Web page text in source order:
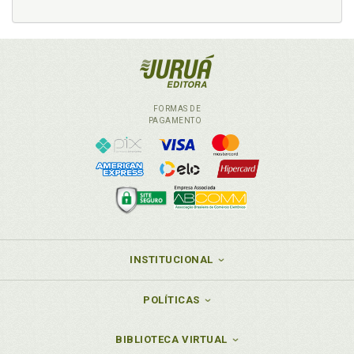
alguns aportes sobre eficiência e fragilidades, p. 289
Inspeção do trabalho. Sistematizando os
desdobramentos da administração gerencialista da
inspeção do trabalho no pós-CRFB/88, p. 359
o Estado da arte, p. 57
estruturais da inspeção do trabalho no Brasil: a
percepção dos auditores fiscais do trabalho, p. 395
Inspeção do trabalho. Sobre as transformações do
perfil punitivo da inspeção do trabalho no Rio de
Janeiro (2002-2016), p. 433
Inspeção estatal e o sistema de relações de
trabalho, p. 274
Interesse jurídico. Estado, relações e interesses
FORMAS DE
PAGAMENTO
INSTITUCIONAL
POLÍTICAS
BIBLIOTECA VIRTUAL